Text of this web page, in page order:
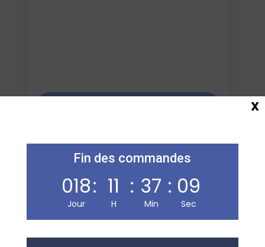
CAHIER KOVERBOOK JAUNE 96P SEYES
Fin des commandes
018
Jour
: 11
H
: 37
Min
: 09
Sec
X